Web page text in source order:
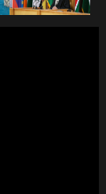
استقامتی محاز